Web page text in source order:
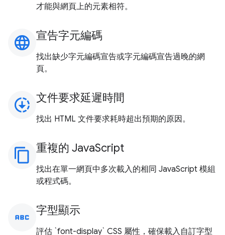
才能與網頁上的元素相符。
language 宣告字元編碼
找出缺少字元編碼宣告或字元編碼宣告過晚的網
頁。
downloading 文件要求延遲時間
找出 HTML 文件要求耗時超出預期的原因。
content_copy 重複的 JavaScript
找出在單一網頁中多次載入的相同 JavaScript 模組
或程式碼。
abc 字型顯示
評估 `font-display` CSS 屬性，確保載入自訂字型